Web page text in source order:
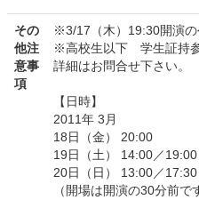
その
他注
意事
項
※3/17（木）19:30開演の
※高校生以下 学生証持参
詳細はお問合せ下さい。
【日時】
2011年 3月
18日（金） 20:00
19日（土） 14:00／19:00
20日（日） 13:00／
（開場は開演の30分前で